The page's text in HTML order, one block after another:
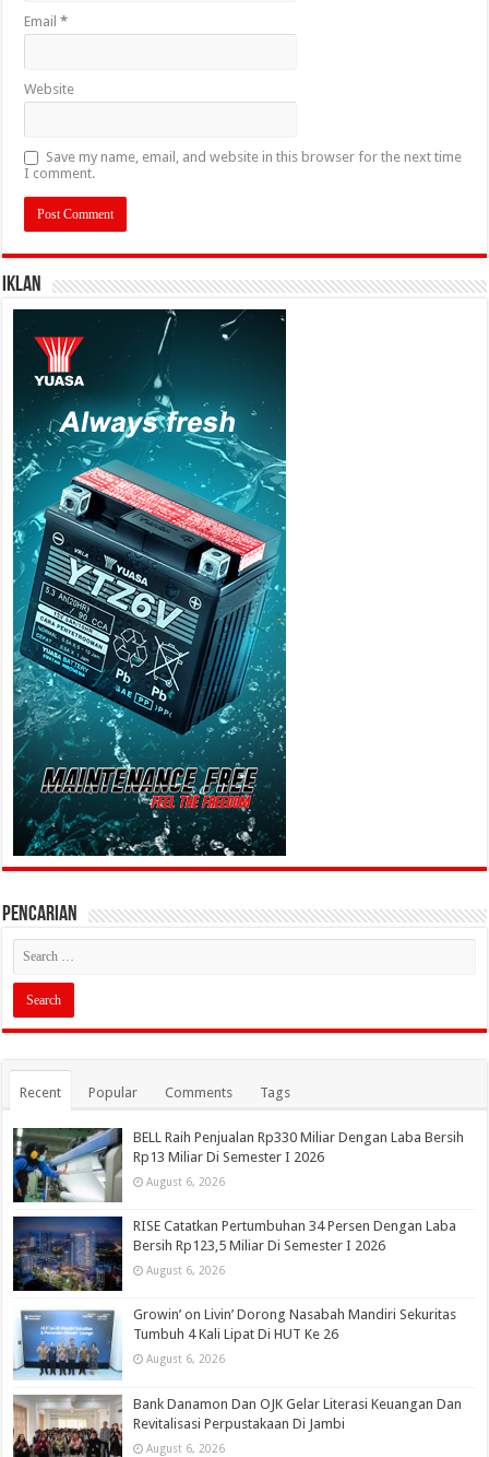
Email*
Website
Save my name, email, and website in this browser for the next time
I comment.
IKLAN
PENCARIAN
Recent Popular Comments Tags
BELL Raih Penjualan Rp330 Miliar Dengan Laba Bersih
Rp13 Miliar Di Semester I 2026
August 6, 2026
RISE Catatkan Pertumbuhan 34 Persen Dengan Laba
Bersih Rp123,5 Miliar Di Semester I 2026
August 6, 2026
Growin’ on Livin’ Dorong Nasabah Mandiri Sekuritas
Tumbuh 4 Kali Lipat Di HUT Ke 26
August 6, 2026
Bank Danamon Dan OJK Gelar Literasi Keuangan Dan
Revitalisasi Perpustakaan Di Jambi
August 6, 2026